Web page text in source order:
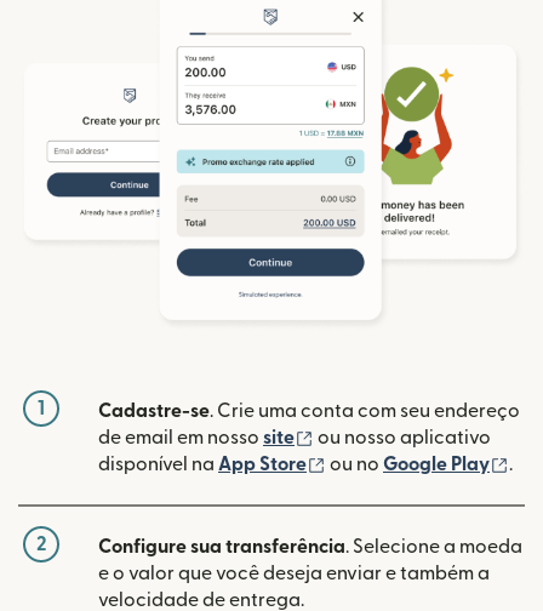
1 Cadastre-se. Crie uma conta com seu endereço
de email em nosso site (abre em uma nova
ou nosso aplicativo
disponível na App Store (abre em uma nova
ou no Google Play .
2 Configure sua transferência. Selecione a moeda
e o valor que você deseja enviar e também a
velocidade de entrega.